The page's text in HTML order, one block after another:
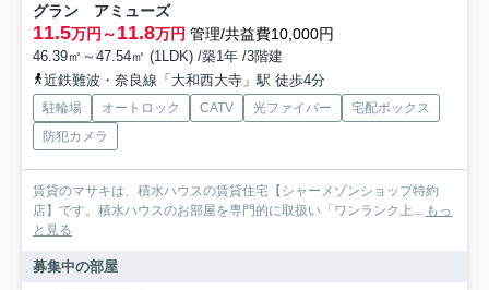
グラン アミューズ
11.5万円～11.8万円 管理/共益費10,000円
46.39㎡～47.54㎡ (1LDK) /築1年 /3階建
近鉄難波・奈良線「大和西大寺」駅 徒歩4分
駐輪場 オートロック CATV 光ファイバー
宅配ボックス
防犯カメラ
賃貸のマサキは、積水ハウスの賃貸住宅【シャーメゾンショップ特約
店】です。積水ハウスのお部屋を専門的に取扱い「ワンランク上... もっ
と見る
募集中の部屋